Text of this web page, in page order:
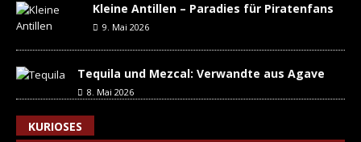
Kleine Antillen – Paradies für Piratenfans
9. Mai 2026
Tequila und Mezcal: Verwandte aus Agave
8. Mai 2026
KURIOSES